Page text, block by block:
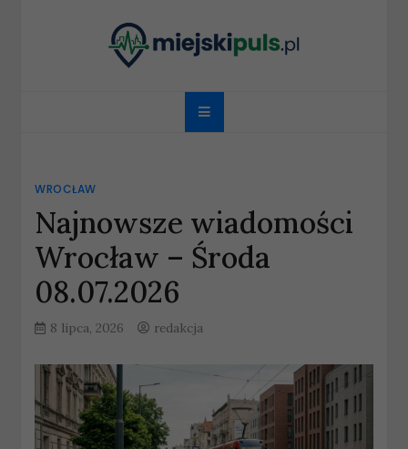
miejskipuls.pl
WROCŁAW
Najnowsze wiadomości
Wrocław – Środa
08.07.2026
8 lipca, 2026 redakcja